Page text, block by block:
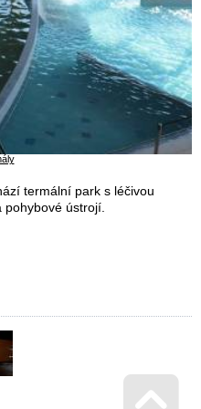
termální park s léčivou
ústrojí.